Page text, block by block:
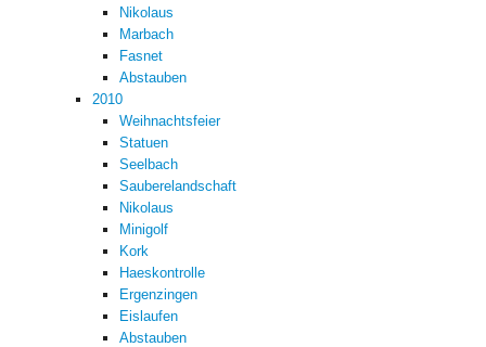
Nikolaus
Marbach
Fasnet
Abstauben
2010
Weihnachtsfeier
Statuen
Seelbach
Sauberelandschaft
Nikolaus
Minigolf
Kork
Haeskontrolle
Ergenzingen
Eislaufen
Abstauben